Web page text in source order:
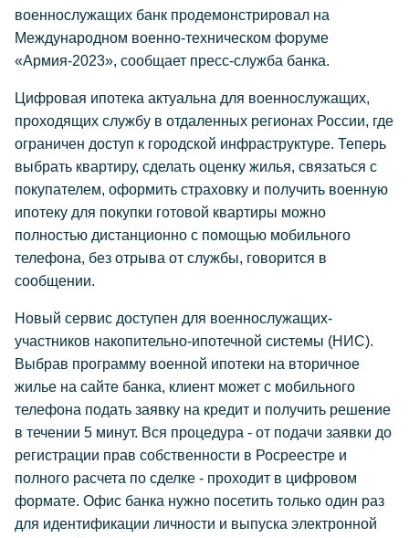
военнослужащих банк продемонстрировал на
Международном военно-техническом форуме
«Армия-2023», сообщает пресс-служба банка.
Цифровая ипотека актуальна для военнослужащих,
проходящих службу в отдаленных регионах России, где
ограничен доступ к городской инфраструктуре. Теперь
выбрать квартиру, сделать оценку жилья, связаться с
покупателем, оформить страховку и получить военную
ипотеку для покупки готовой квартиры можно
полностью дистанционно с помощью мобильного
телефона, без отрыва от службы, говорится в
сообщении.
Новый сервис доступен для военнослужащих-
участников накопительно-ипотечной системы (НИС).
Выбрав программу военной ипотеки на вторичное
жилье на сайте банка, клиент может с мобильного
телефона подать заявку на кредит и получить решение
в течении 5 минут. Вся процедура - от подачи заявки до
регистрации прав собственности в Росреестре и
полного расчета по сделке - проходит в цифровом
формате. Офис банка нужно посетить только один раз
для идентификации личности и выпуска электронной